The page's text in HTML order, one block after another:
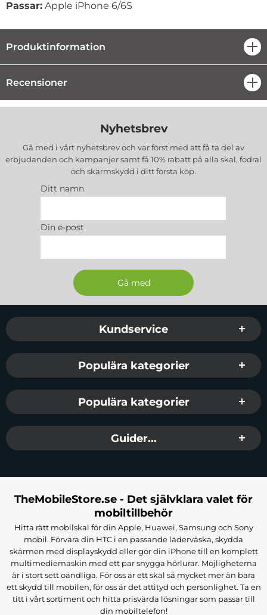
Passar: Apple iPhone 6/6S
Produktinformation
Recensioner
Nyhetsbrev
Gå med i vårt nyhetsbrev och var först med att få ta del av
erbjudanden och kampanjer samt få 10% rabatt på alla skal, fodral
och skärmskydd i ditt första köp.
Ditt namn
Din e-post
Sidfot Blandad info och länkar
Kundservice
Populära kategorier
Populära kategorier
Guider...
TheMobileStore.se - Det självklara valet för
mobiltillbehör
Hitta rätt mobilskal för din Apple, Huawei, Samsung och Sony
mobil. Förvara din HTC i en passande läderväska, skydda
skärmen med displayskydd eller gör din iPhone till en komplett
multimediemaskin med ett par snygga hörlurar. Möjligheterna
är i stort sett oändliga. För oss är ett skal så mycket mer än bara
ett skydd till mobilen, för oss är det attityd och personlighet. Ta en
titt i vårt sortiment och hitta prisvärda lösningar som passar till
din mobiltelefon!